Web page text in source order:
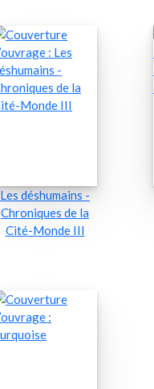
Les déshumains -
Chroniques de la
Cité-Monde III